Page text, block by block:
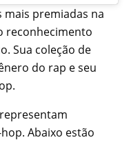
mais premiadas na
reconhecimento
Sua coleção de
do rap e seu
Abaixo estão